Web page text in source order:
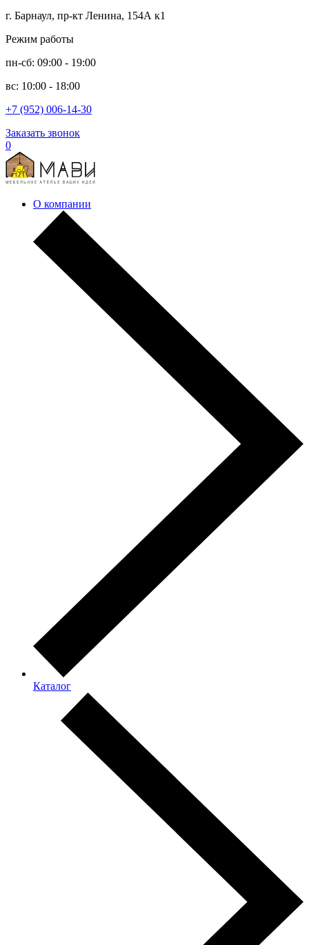
г. Барнаул, пр-кт Ленина, 154А к1
Режим работы
пн-сб: 09:00 - 19:00
вс: 10:00 - 18:00
+7 (952) 006-14-30
Заказать звонок
0
О компании
Каталог